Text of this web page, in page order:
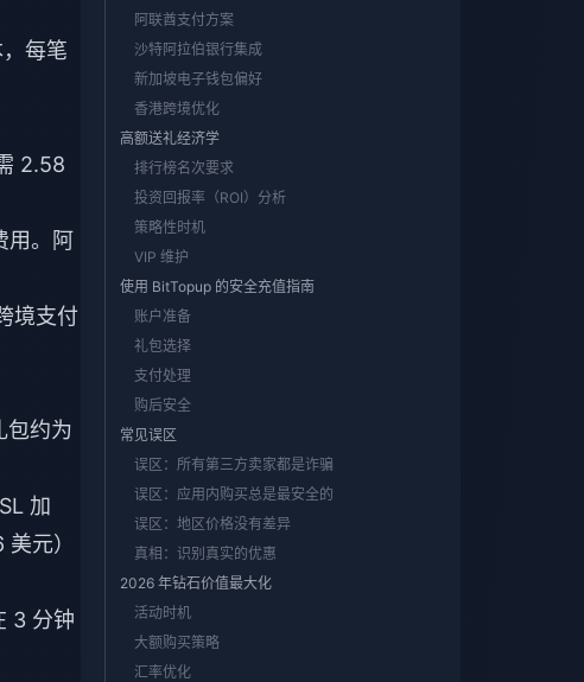
每笔
2.58
用。阿
境支付
包约为
加
元）
3 分钟
阿联酋支付方案
沙特阿拉伯银行集成
新加坡电子钱包偏好
香港跨境优化
高额送礼经济学
排行榜名次要求
投资回报率（ROI）分析
策略性时机
VIP 维护
使用 BitTopup 的安全充值指南
账户准备
礼包选择
支付处理
购后安全
常见误区
误区：所有第三方卖家都是诈骗
误区：应用内购买总是最安全的
误区：地区价格没有差异
真相：识别真实的优惠
2026 年钻石价值最大化
活动时机
大额购买策略
汇率优化